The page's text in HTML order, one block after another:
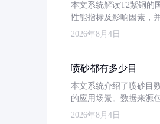
本文系统解读T2紫铜的
性能指标及影响因素，
2026年8月4日
喷砂都有多少目
本文系统介绍了喷砂目
的应用场景。数据来源
2026年8月4日